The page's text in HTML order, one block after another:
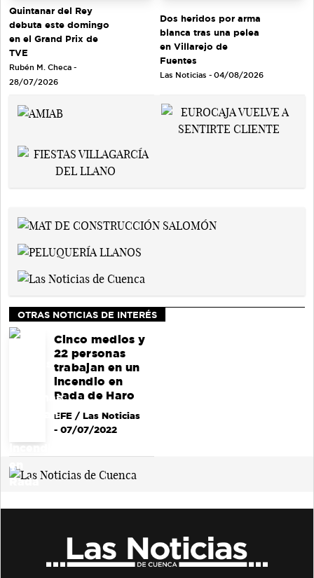
Quintanar del Rey
debuta este domingo
en el Grand Prix de
TVE
Rubén M. Checa -
28/07/2026
Dos heridos por arma
blanca tras una pelea
en Villarejo de
Fuentes
Las Noticias - 04/08/2026
OTRAS NOTICIAS DE INTERÉS
Cinco medios y
22 personas
trabajan en un
incendio en
Rada de Haro
EFE / Las Noticias
- 07/07/2022